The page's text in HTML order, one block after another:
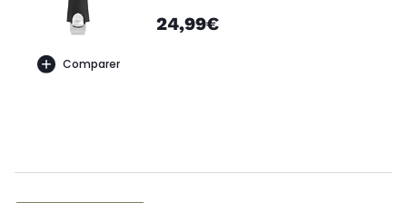
Comparer
24,99€